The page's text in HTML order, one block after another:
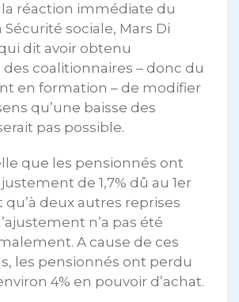
la réaction immédiate du
sociale, Mars Di
dit avoir obtenu
des coalitionnaires – donc du
en formation – de modifier
qu’une baisse des
pas possible.
que les pensionnés ont
de 1,7% dû au 1er
qu’à deux autres reprises
n’a pas été
A cause de ces
les pensionnés ont perdu
4% en pouvoir d’achat.